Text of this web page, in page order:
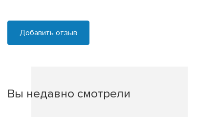
Добавить отзыв
Вы недавно смотрели